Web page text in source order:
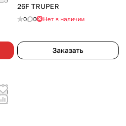
26F TRUPER
0 0 Нет в наличии
Заказать